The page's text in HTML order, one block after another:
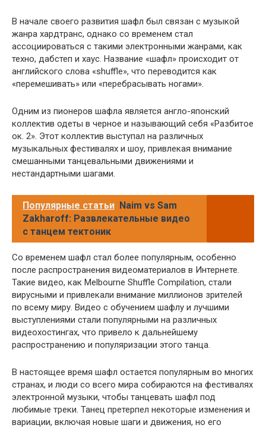
В начале своего развития шафл был связан с музыкой
жанра хардтранс, однако со временем стал
ассоциироваться с такими электронными жанрами, как
техно, дабстеп и хаус. Название «шафл» происходит от
английского слова «shuffle», что переводится как
«перемешивать» или «перебрасывать ногами».
Одним из пионеров шафла является англо-японский
коллектив одеты в черное и называющий себя «Разбитое
ок. 2». Этот коллектив выступал на различных
музыкальных фестивалях и шоу, привлекая внимание
смешанными танцевальными движениями и
нестандартными шагами.
Популярные статьи Naim vs Sam
Zakharoff: Развлекательные видео
с танцем тектоник
Со временем шафл стал более популярным, особенно
после распространения видеоматериалов в Интернете.
Такие видео, как Melbourne Shuffle Compilation, стали
вирусными и привлекали внимание миллионов зрителей
по всему миру. Видео с обучением шафлу и лучшими
выступлениями стали популярными на различных
видеохостингах, что привело к дальнейшему
распространению и популяризации этого танца.
В настоящее время шафл остается популярным во многих
странах, и люди со всего мира собираются на фестивалях
электронной музыки, чтобы танцевать шафл под
любимые треки. Танец претерпел некоторые изменения и
вариации, включая новые шаги и движения, но его